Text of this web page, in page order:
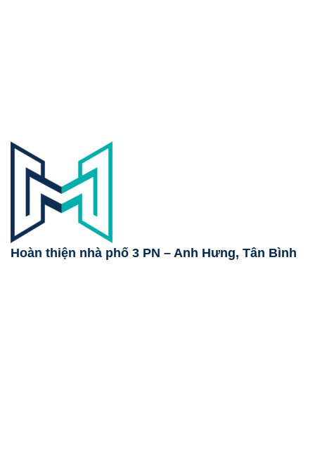
Hoàn thiện nhà phố 3 PN – Anh Hưng, Tân Bình